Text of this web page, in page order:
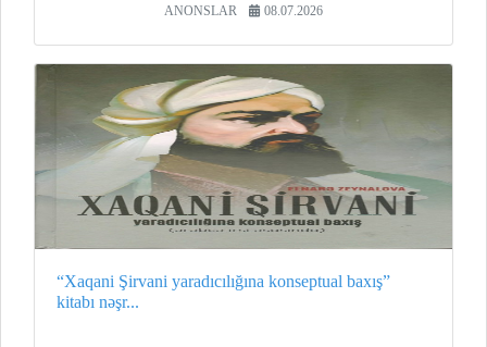
ANONSLAR 08.07.2026
“Xaqani Şirvani yaradıcılığına konseptual baxış”
kitabı nəşr...